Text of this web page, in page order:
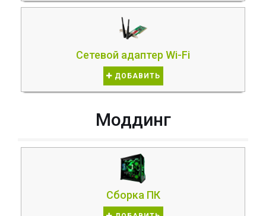
Сетевой адаптер Wi-Fi
ДОБАВИТЬ
Моддинг
Сборка ПК